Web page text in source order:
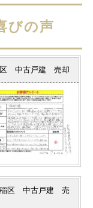
びの声
区 中古戸建 売却
稲区 中古戸建 売